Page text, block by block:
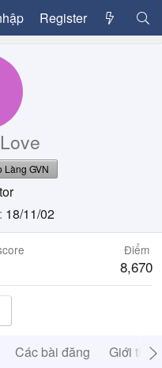
Register
Làng GVN
18/11/02
Điểm
8,670
Các bài đăng Giới thiệu